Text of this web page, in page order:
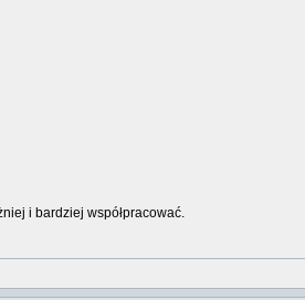
i bardziej współpracować.